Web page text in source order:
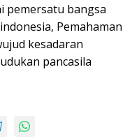
pemersatu bangsa
Pemahaman
kesadaran
pancasila